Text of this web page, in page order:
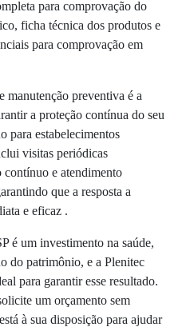
para comprovação do
ficha técnica dos produtos e
para comprovação em
manutenção preventiva é a
a proteção contínua do seu
para estabelecimentos
visitas periódicas
contínuo e atendimento
que a resposta a
e eficaz .
é um investimento na saúde,
do patrimônio, e a Plenitec
para garantir esse resultado.
um orçamento sem
à sua disposição para ajudar